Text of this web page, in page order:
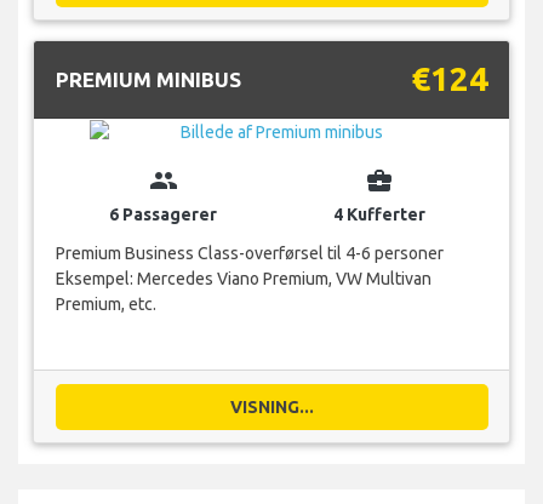
PREMIUM MINIBUS €124
group
6 Passagerer
business_center
4 Kufferter
Premium Business Class-overførsel til 4-6 personer
Eksempel: Mercedes Viano Premium, VW Multivan
Premium, etc.
VISNING...